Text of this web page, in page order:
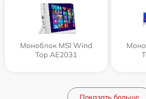
Моноблок MSI Wind
Top AE2031
Показать больше